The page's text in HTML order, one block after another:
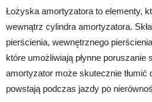
Łożyska amortyzatora to elementy,
wewnątrz cylindra amortyzatora.
pierścienia, wewnętrznego
które umożliwiają płynne poruszanie
amortyzator może skutecznie tłumić
powstają podczas jazdy po